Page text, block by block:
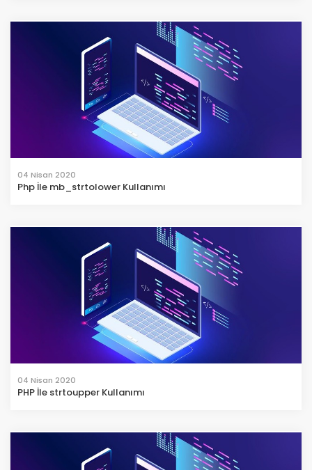
04 Nisan 2020
Php İle mb_strtolower Kullanımı
04 Nisan 2020
PHP İle strtoupper Kullanımı